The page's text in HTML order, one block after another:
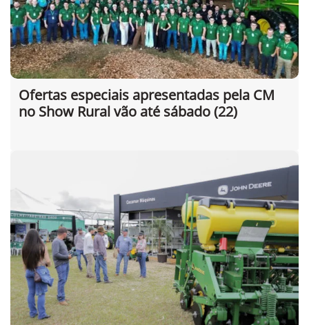
Ofertas especiais apresentadas pela CM
no Show Rural vão até sábado (22)